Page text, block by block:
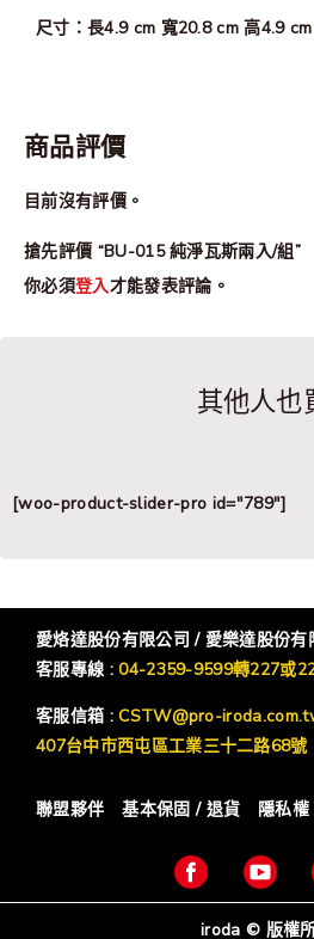
尺寸：長4.9 cm 寬20.8 cm 高4.9
商品評價
目前沒有評價。
搶先評價 “BU-015 純淨瓦斯兩入/組”
你必須登入才能發表評論。
其他人也
[woo-product-slider-pro id="789"]
愛烙達股份有限公司 / 愛樂達股份有
客服專線 :04-2359-9599轉227或
客服信箱 :CSTW@pro-
407台中市西屯區工業三十二路68號
聯盟夥伴 基本保固 / 退貨 隱私權
iroda © 版權